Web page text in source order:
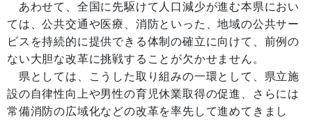
あわせて、全国に先駆けて人口減少が進む本県におい
ては、公共交通や医療、消防といった、地域の公共サー
ビスを持続的に提供できる体制の確立に向けて、前例の
ない大胆な改革に挑戦することが欠かせません。
県としては、こうした取り組みの一環として、県立施
設の自律性向上や男性の育児休業取得の促進、さらには
常備消防の広域化などの改革を率先して進めてきまし